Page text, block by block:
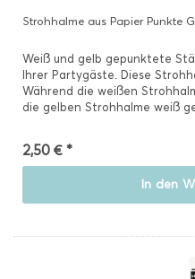
Strohhalme aus Papier Punkte
Weiß und gelb gepunktete
Ihrer Partygäste. Diese
Während die weißen
die gelben Strohhalme weiß
2,50 € *
In den